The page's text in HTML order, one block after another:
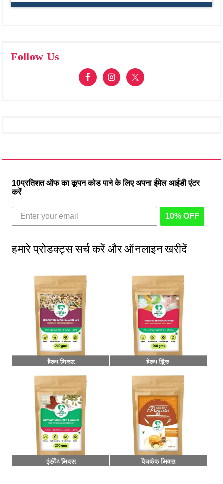
Follow Us
10प्रतिशत ऑफ का कूपन कोड पाने के लिए अपना ईमेल आईडी एंटर
करें
10% OFF
हमारे प्रोडक्ट्स सर्च करें और ऑनलाइन खरीदें